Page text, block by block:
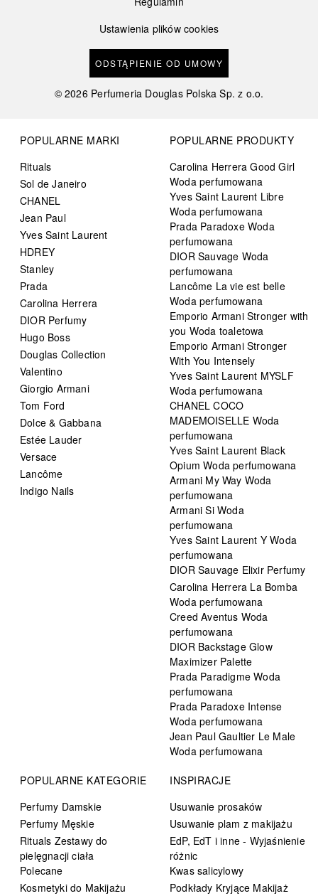
Ustawienia plików cookies
ODSTĄPIENIE OD UMOWY
©2026 Perfumeria Douglas Polska Sp. z o.o.
POPULARNE MARKI
Rituals
Sol de Janeiro
CHANEL
Jean Paul
Yves Saint Laurent
HDREY
Stanley
Prada
Carolina Herrera
DIOR Perfumy
Hugo Boss
Douglas Collection
Valentino
Giorgio Armani
Tom Ford
Dolce & Gabbana
Estée Lauder
Versace
Lancôme
Indigo Nails
POPULARNE PRODUKTY
Carolina Herrera Good Girl
Woda perfumowana
Yves Saint Laurent Libre
Woda perfumowana
Prada Paradoxe Woda
perfumowana
DIOR Sauvage Woda
perfumowana
Lancôme La vie est belle
Woda perfumowana
Emporio Armani Stronger with
you Woda toaletowa
Emporio Armani Stronger
With You Intensely
Yves Saint Laurent MYSLF
Woda perfumowana
CHANEL COCO
MADEMOISELLE Woda
perfumowana
Yves Saint Laurent Black
Opium Woda perfumowana
Armani My Way Woda
perfumowana
Armani Si Woda
perfumowana
Yves Saint Laurent Y Woda
perfumowana
DIOR Sauvage Elixir Perfumy
Carolina Herrera La Bomba
Woda perfumowana
Creed Aventus Woda
perfumowana
DIOR Backstage Glow
Maximizer Palette
Prada Paradigme Woda
perfumowana
Prada Paradoxe Intense
Woda perfumowana
Jean Paul Gaultier Le Male
Woda perfumowana
POPULARNE KATEGORIE
Perfumy Damskie
Perfumy Męskie
Rituals Zestawy do
pielęgnacji ciała
Polecane
Kosmetyki do Makijażu
INSPIRACJE
Usuwanie prosaków
Usuwanie plam z makijażu
EdP, EdT i inne - Wyjaśnienie
różnic
Kwas salicylowy
Podkłady Kryjące Makijaż